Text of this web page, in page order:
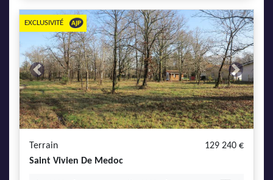
Previous Next
EXCLUSIVITÉ
Terrain
129 240 €
Saint Vivien De Medoc